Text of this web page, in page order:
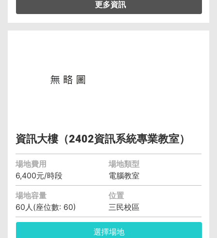
備註︰備有水電、燈光、空調
資訊大樓（2402資訊系統專業教室）
場地費用
場地類型
6,400元/時段
電腦教室
場地容量
位置
60人(座位數: 60)
三民校區
選擇場地